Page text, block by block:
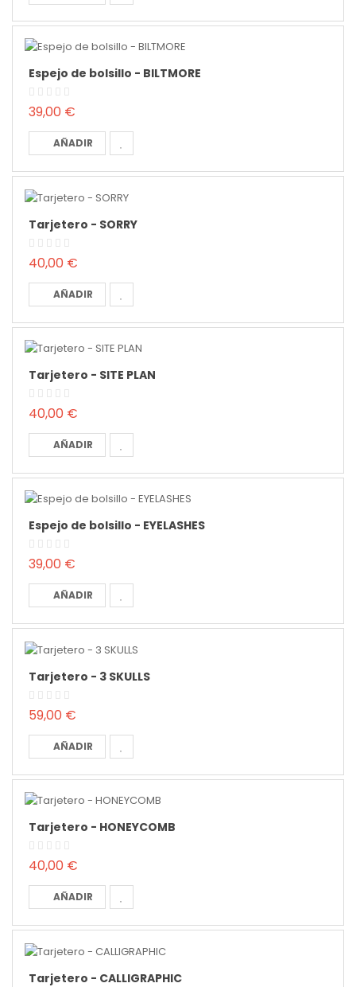
Espejo de bolsillo - BILTMORE
39,00 €
AÑADIR
Tarjetero - SORRY
40,00 €
AÑADIR
Tarjetero - SITE PLAN
40,00 €
AÑADIR
Espejo de bolsillo - EYELASHES
39,00 €
AÑADIR
Tarjetero - 3 SKULLS
59,00 €
AÑADIR
Tarjetero - HONEYCOMB
40,00 €
AÑADIR
Tarjetero - CALLIGRAPHIC